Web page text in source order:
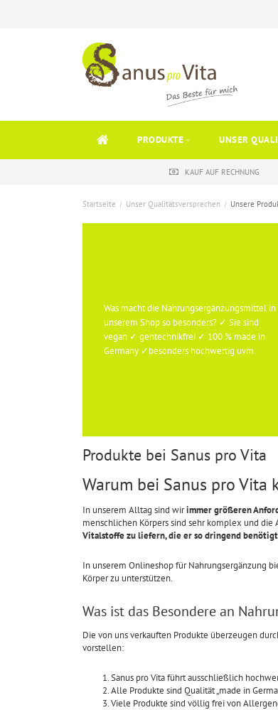
PRODUKTE UNSER
KAUF AUF RECHNUNG
Startseite / Unser Qualitätsversprechen / Unsere
Was macht die Nahrungsergänzungsmittel in
unserem Shop so besonders? ✓ Sie sind
vegan ✓ gentechnikfrei ✓ 100 % made in
Germany ✓besonders hochwertig uvm.
Produkte bei Sanus pro Vita
Warum bei Sanus pro Vita
In unserem Alltag sind wirimmer größeren
menschlichen Körpers sind sehr komplex und die
Vitalstoffe zu liefern, die er so dringend benötigt
In unserem Onlineshop für Nahrungsergänzung
Körper zu unterstützen.
Was ist das Besondere an
Die von uns verkauften Produkte überzeugen
vorstellen:
Sanus pro Vita führt ausschließlich
Alle Produkte sind Qualität „made in
Viele Produkte sind völlig frei von